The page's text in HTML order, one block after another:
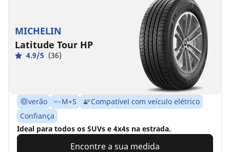
MICHELIN
Latitude Tour HP
4.9/5 (36)
verão M+S
Compatível com veículo elétrico
Confiança
Ideal para todos os SUVs e 4x4s na estrada.
Encontre a sua medida